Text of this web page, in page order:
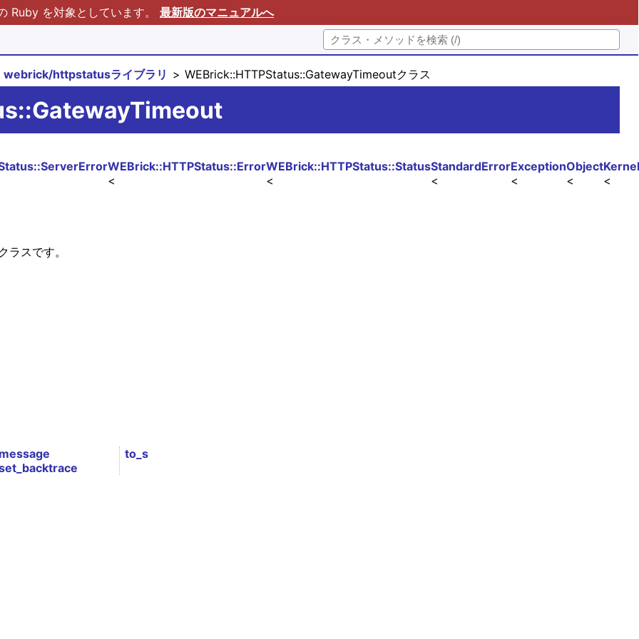
Ruby を対象としています。 最新版のマニュアルへ
webrick/httpstatusライブラリ WEBrick::HTTPStatus::GatewayTimeoutクラス
Kernel
Object
Exception
StandardError
WEBrick::HTTPStatus::Status
WEBrick::HTTPStatus::Error
スです。
to_s